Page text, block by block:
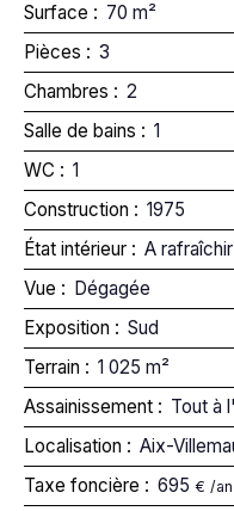
Surface : 70 m²
Pièces : 3
Chambres : 2
Salle de bains : 1
WC : 1
Construction : 1975
État intérieur : A rafraîchir
Vue : Dégagée
Exposition : Sud
Terrain : 1 025 m²
Assainissement : Tout à
Localisation : Aix-
Taxe foncière : 695 € /an